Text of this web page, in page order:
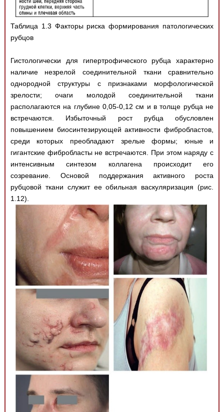
Таблица 1.3 Факторы риска формирования патологических
рубцов
Гистологически для гипертрофического рубца характерно
наличие незрелой соединительной ткани сравнительно
однородной структуры с признаками морфологической
зрелости; очаги молодой соединительной ткани
располагаются на глубине 0,05-0,12 см и в толще рубца не
встречаются. Избыточный рост рубца обусловлен
повышением биосинтезирующей активности фибробластов,
среди которых преобладают зрелые формы; юные и
гигантские фибробласты не встречаются. При этом наряду с
интенсивным синтезом коллагена происходит его
созревание. Основой поддержания активного роста
рубцовой ткани служит ее обильная васкуляризация (рис.
1.12).